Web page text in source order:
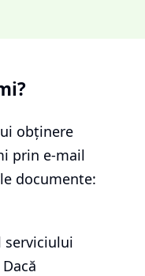
obținere
prin e-mail
documente:
serviciului